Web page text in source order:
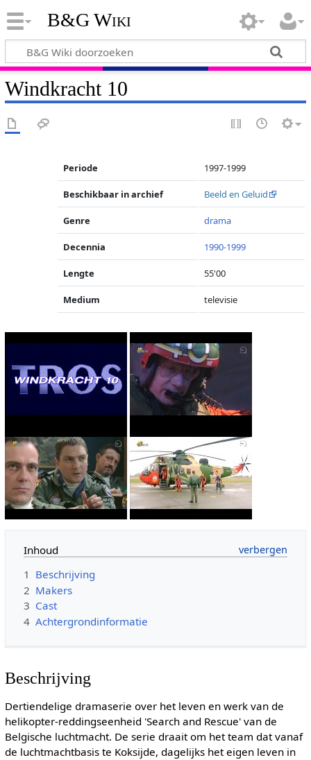
B&G Wiki
Windkracht 10
Periode 1997-1999
Beschikbaar in archief Beeld en Geluid
Genre drama
Decennia 1990-1999
Lengte 55'00
Medium televisie
Inhoud
1 Beschrijving
2 Makers
3 Cast
4 Achtergrondinformatie
Beschrijving
Dertiendelige dramaserie over het leven en werk van de
helikopter-reddingseenheid 'Search and Rescue' van de
Belgische luchtmacht. De serie draait om het team dat vanaf
de luchtmachtbasis te Koksijde, dagelijks het eigen leven in